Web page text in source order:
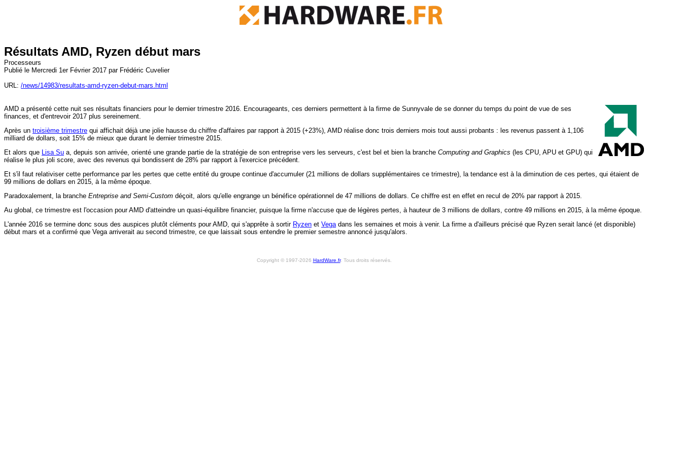
Résultats AMD, Ryzen début mars
Processeurs
Publié le Mercredi 1er Février 2017 par Frédéric Cuvelier
URL: /news/14983/resultats-amd-ryzen-debut-mars.html
AMD a présenté cette nuit ses résultats financiers pour le dernier trimestre 2016. Encourageants, ces derniers permettent à la firme de Sunnyvale de se donner du temps du point de vue de ses
finances, et d'entrevoir 2017 plus sereinement.
Après un troisième trimestre qui affichait déjà une jolie hausse du chiffre d'affaires par rapport à 2015 (+23%), AMD réalise donc trois derniers mois tout aussi probants : les revenus passent à 1,106
milliard de dollars, soit 15% de mieux que durant le dernier trimestre 2015.
Et alors que Lisa Su a, depuis son arrivée, orienté une grande partie de la stratégie de son entreprise vers les serveurs, c'est bel et bien la branche Computing and Graphics (les CPU, APU et GPU) qui
réalise le plus joli score, avec des revenus qui bondissent de 28% par rapport à l'exercice précédent.
Et s'il faut relativiser cette performance par les pertes que cette entité du groupe continue d'accumuler (21 millions de dollars supplémentaires ce trimestre), la tendance est à la diminution de ces pertes, qui étaient de
99 millions de dollars en 2015, à la même époque.
Paradoxalement, la branche Entreprise and Semi-Custom déçoit, alors qu'elle engrange un bénéfice opérationnel de 47 millions de dollars. Ce chiffre est en effet en recul de 20% par rapport à 2015.
Au global, ce trimestre est l'occasion pour AMD d'atteindre un quasi-équilibre financier, puisque la firme n'accuse que de légères pertes, à hauteur de 3 millions de dollars, contre 49 millions en 2015, à la même époque.
L'année 2016 se termine donc sous des auspices plutôt cléments pour AMD, qui s'apprête à sortir Ryzen et Vegadans les semaines et mois à venir. La firme a d'ailleurs précisé que Ryzen serait lancé (et disponible)
début mars et a confirmé que Vega arriverait au second trimestre, ce que laissait sous entendre le premier semestre annoncé jusqu'alors.
Copyright © 1997-2026 HardWare.fr. Tous droits réservés.